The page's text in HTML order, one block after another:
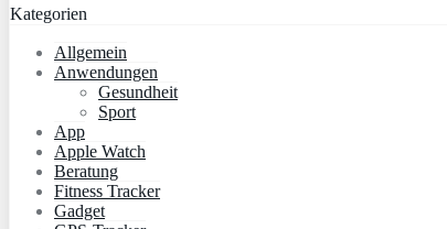
Kategorien
Allgemein
Anwendungen
Gesundheit
Sport
App
Apple Watch
Beratung
Fitness Tracker
Gadget